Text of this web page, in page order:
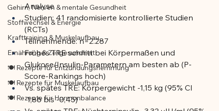
Gehirn, Nerven & mentale Gesundheit
Stoffwechsel & Energie
Krafttraining & Muskelaufbau
Ernährung & Zellgesundheit
🍽️ Rezepte für Entzündungshemmung
🍽️ Rezepte für Muskelaufbau
🍽️ Rezepte für Hormonbalance
Analyse
Studien: 41 randomisierte kontrollierte Studien
(RCTs)
Teilnehmende: n=2.287
Frühes TRE schnitt bei Körpermaßen und
Glukose/Insulin-Parametern am besten ab (P-
Score-Rankings hoch)
Vs. spätes TRE: Körpergewicht -1,15 kg (95% CI
-1,86 bis -0,45)